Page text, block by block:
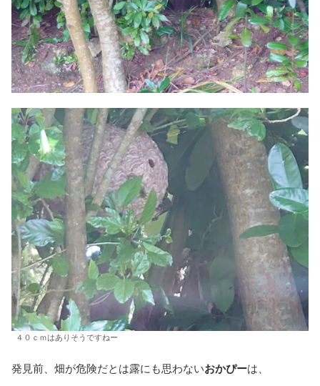
４０ｃｍはありそうですねー
発見前、畑が危険だとは露にも思わないおかぴーは、